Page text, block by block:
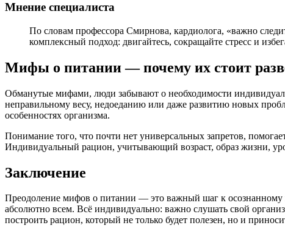
Мнение специалиста
По словам профессора Смирнова, кардиолога, «важно
комплексный подход: двигайтесь, сокращайте стресс и
Мифы о питании — почему их стоит
Обманутые мифами, люди забывают о необходимости
неправильному весу, недоеданию или даже развитию новых
особенностях организма.
Понимание того, что почти нет универсальных запретов,
Индивидуальный рацион, учитывающий возраст, образ жизни,
Заключение
Преодоление мифов о питании — это важный шаг к осознанному
абсолютно всем. Всё индивидуально: важно слушать свой
построить рацион, который не только будет полезен, но и